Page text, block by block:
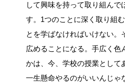
して興味を持って取り組んで
す。1つのことに深く取り組
とを学ばなければいけない。
広めることになる。手広く色
かは、今、学校の授業として
一生懸命やるのがいいんじゃ